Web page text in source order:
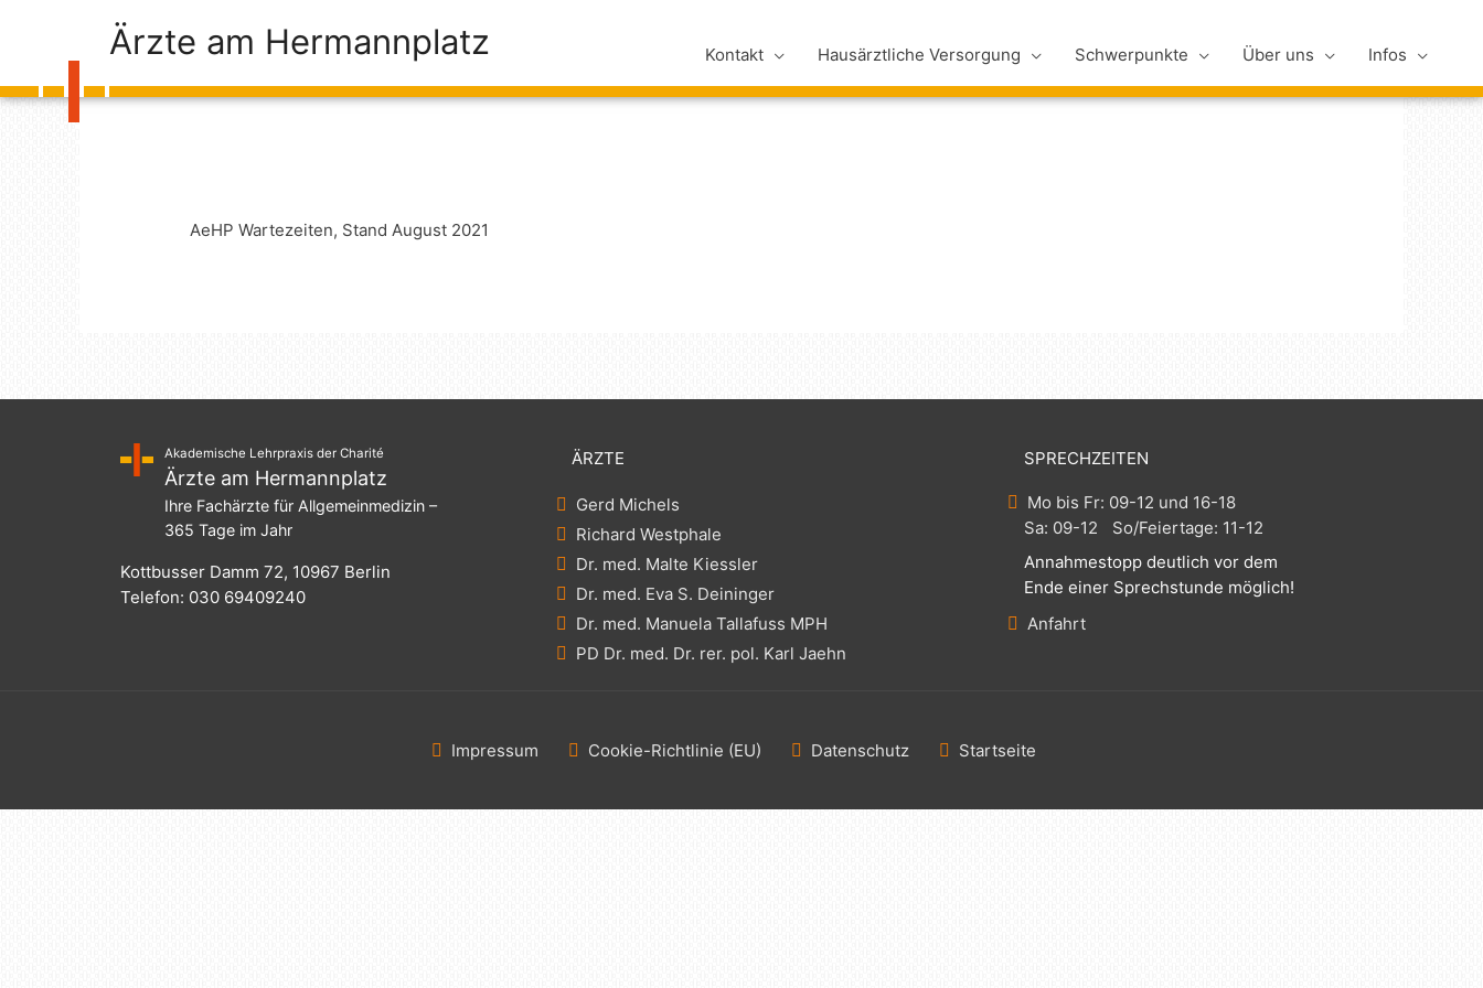
Ärzte am Hermannplatz Kontakt Hausärztliche Versorgung Schwerpunkte Über uns Infos
AeHP Wartezeiten, Stand August 2021
Akademische Lehrpraxis der Charité
Ärzte am Hermannplatz
Ihre Fachärzte für Allgemeinmedizin –
365 Tage im Jahr
Kottbusser Damm 72, 10967 Berlin
Telefon: 030 69409240
ÄRZTE
Gerd Michels
Richard Westphale
Dr. med. Malte Kiessler
Dr. med. Eva S. Deininger
Dr. med. Manuela Tallafuss MPH
PD Dr. med. Dr. rer. pol. Karl Jaehn
SPRECHZEITEN
Mo bis Fr: 09-12 und 16-18
Sa: 09-12 So/Feiertage: 11-12
Annahmestopp deutlich vor dem
Ende einer Sprechstunde möglich!
Anfahrt
Impressum Cookie-Richtlinie (EU) Datenschutz Startseite